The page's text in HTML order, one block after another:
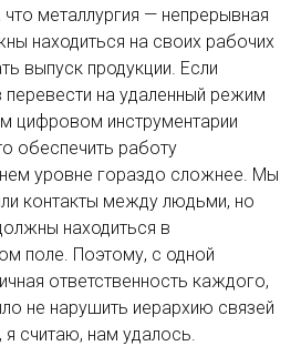
что металлургия — непрерывная
находиться на своих рабочих
выпуск продукции. Если
на удаленный режим
цифровом инструментарии
обеспечить работу
уровне гораздо сложнее. Мы
контакты между людьми, но
находиться в
поле. Поэтому, с одной
ответственность каждого,
не нарушить иерархию связей
я считаю, нам удалось.